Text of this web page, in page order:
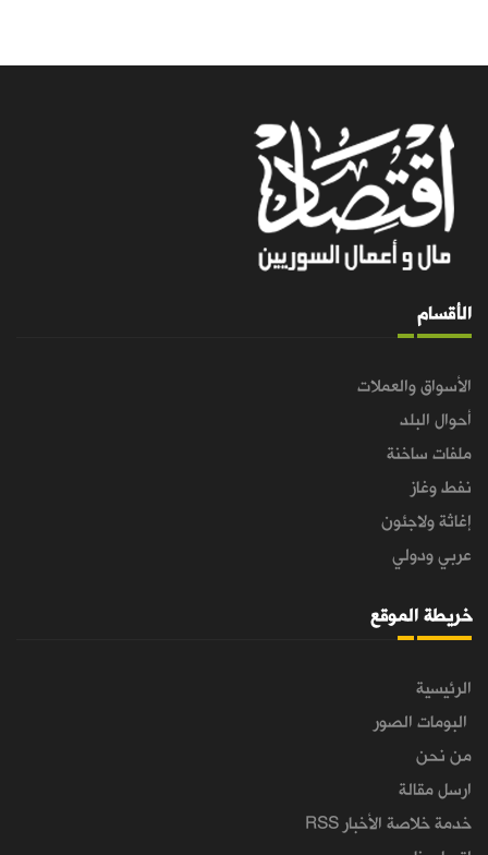
الأقسام
الأسواق والعملات
أحوال البلد
ملفات ساخنة
نفط وغاز
إغاثة ولاجئون
عربي ودولي
خريطة الموقع
الرئيسية
البومات الصور
من نحن
ارسل مقالة
خدمة خلاصة الأخبار RSS